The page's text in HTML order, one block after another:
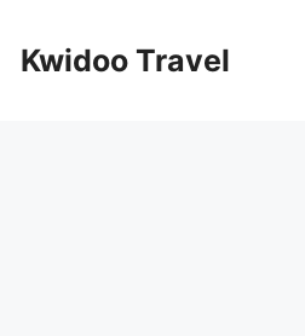
Kwidoo Travel